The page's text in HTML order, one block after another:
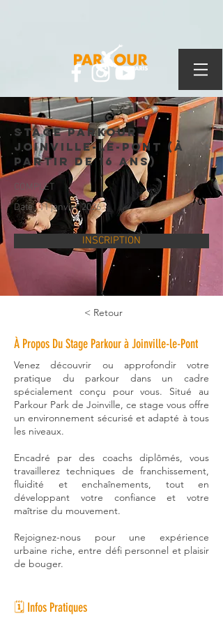
Stage Parkour
Joinville-le-Pont (à
partir de 16 ans)
COMPLET
Date : 11 janvier 2026
INSCRIPTION
< Retour
À Propos Du Stage Parkour à Joinville-le-Pont
Venez découvrir ou approfondir votre
pratique du parkour dans un cadre
spécialement conçu pour vous. Situé au
Parkour Park de Joinville, ce stage vous offre
un environnement sécurisé et adapté à tous
les niveaux.
Encadré par des coachs diplômés, vous
travaillerez techniques de franchissement,
fluidité et enchaînements, tout en
développant votre confiance et votre
maîtrise du mouvement.
Rejoignez-nous pour une expérience
urbaine riche, entre défi personnel et plaisir
de bouger.
🗓️ Infos Pratiques